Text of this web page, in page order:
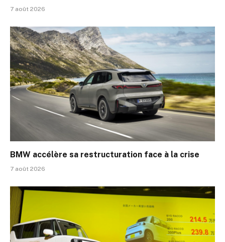
7 août 2026
BMW accélère sa restructuration face à la crise
7 août 2026